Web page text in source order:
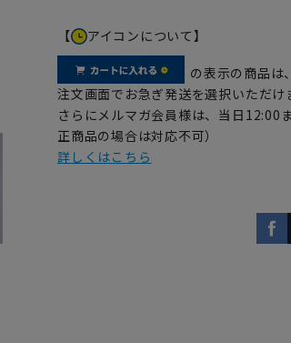
【 アイコンについて】
の表示の商品は、
注文画面でお急ぎ発送を選択いただけ
さらにメルマガ会員様は、当日12:00
正商品の場合は対応不可）
詳しくはこちら